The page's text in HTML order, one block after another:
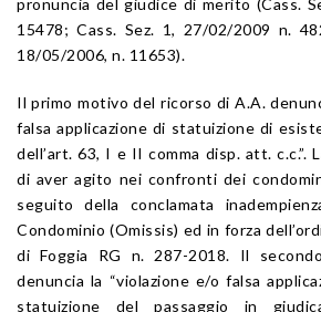
pronuncia del giudice di merito (Cass.
15478; Cass. Sez. 1, 27/02/2009 n.
18/05/2006, n. 11653).
Il primo motivo del ricorso di A.A.
falsa applicazione di statuizione di
dell’art. 63, I e II comma disp. att. c.c.”.
di aver agito nei confronti dei
seguito della conclamata
Condominio (Omissis) ed in forza
di Foggia RG n. 287-2018. Il
denuncia la “violazione e/o falsa
statuizione del passaggio in